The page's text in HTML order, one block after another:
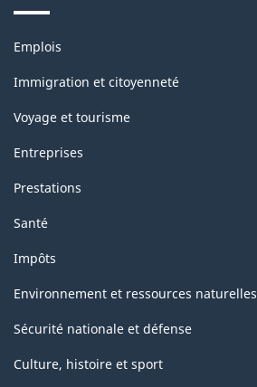
Thèmes
sujets
Emplois
Immigration et citoyenneté
Voyage et tourisme
Entreprises
Prestations
Santé
Impôts
Environnement et ressources naturelles
Sécurité nationale et défense
Culture, histoire et sport